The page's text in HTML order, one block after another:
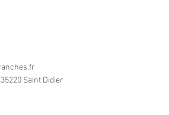
Saint Didier